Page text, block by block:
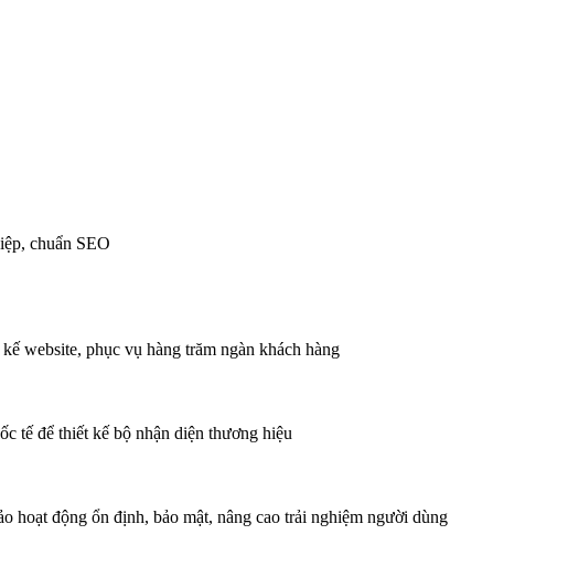
chuẩn SEO
website, phục vụ hàng trăm ngàn khách hàng
tế để thiết kế bộ nhận diện thương hiệu
hoạt động ổn định, bảo mật, nâng cao trải nghiệm người dùng